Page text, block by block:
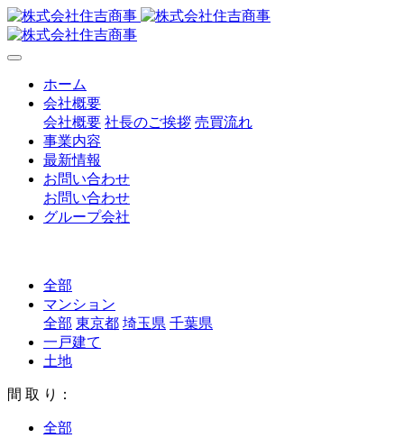
ホーム
会社概要
会社概要 社長のご挨拶 売買流れ
事業内容
最新情報
お問い合わせ
お問い合わせ
グループ会社
全部
マンション
全部 東京都 埼玉県 千葉県
一戸建て
土地
間 取 り：
全部